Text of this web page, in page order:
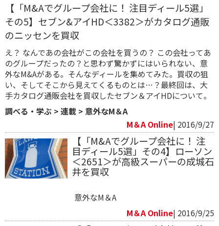
【「M&Aでグループ会社に！ 注目ディール5選」
その5】セブン&アイHD＜3382＞がカタログ通販
のニッセンを買収
え？ なんであの会社がこの会社を買うの？ この会社ってあ
のグループだったの？と思わず驚かずにはいられない、意
外なM&Aがある。そんなディールを集めてみた。買収の狙
い、そしてそこから見えてくるものとは…？最終回は、大
手カタログ通販会社を買収したセブン＆アイHDについて。
調べる・学ぶ > 連載 > 意外なM＆A
M＆A Online| 2016/9/27
【「M&Aでグループ会社に！ 注
目ディール5選」その4】ローソン
＜2651＞が高級スーパーの成城石
井を買収
意外なM＆A
M＆A Online| 2016/9/25